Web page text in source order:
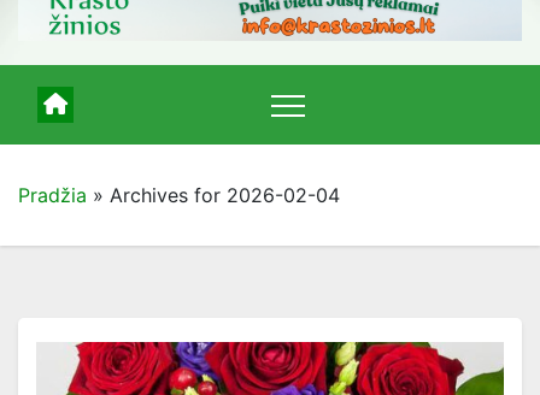
Pradžia » Archives for 2026-02-04